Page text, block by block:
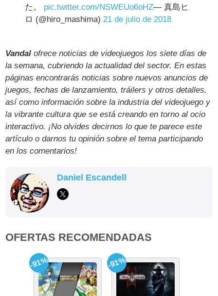
た。 pic.twitter.com/NSWEUo6oHZ— 真島ヒ
ロ (@hiro_mashima) 21 de julio de 2018
Vandal ofrece noticias de videojuegos los siete días de
la semana, cubriendo la actualidad del sector. En estas
páginas encontrarás noticias sobre nuevos anuncios de
juegos, fechas de lanzamiento, tráilers y otros detalles,
así como información sobre la industria del videojuego y
la vibrante cultura que se está creando en torno al ocio
interactivo. ¡No olvides decirnos lo que te parece este
artículo o darnos tu opinión sobre el tema participando
en los comentarios!
Daniel Escandell
OFERTAS RECOMENDADAS
-91% -91%